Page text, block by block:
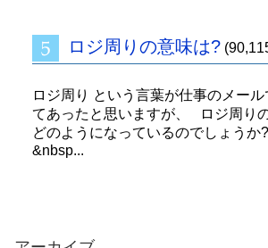
ロジ周りの意味は?
ロジ周り という言葉が仕事のメール
てあったと思いますが、 ロジ周り
どのようになっているのでしょうか?
&nbsp...